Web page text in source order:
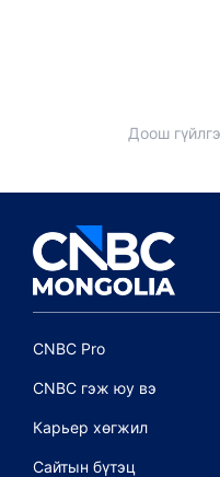
Доош
CNBC Pro
CNBC гэж юу вэ
Карьер хөгжил
Сайтын бүтэц